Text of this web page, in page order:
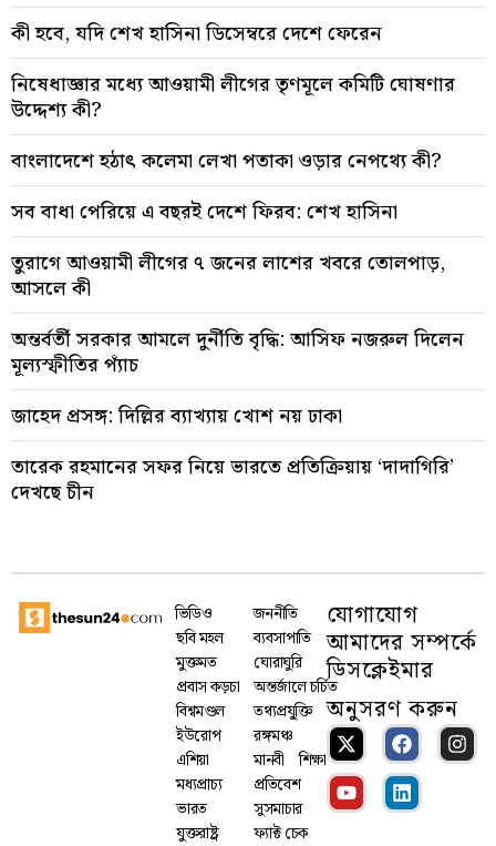
কী হবে, যদি শেখ হাসিনা ডিসেম্বরে দেশে ফেরেন
নিষেধাজ্ঞার মধ্যে আওয়ামী লীগের তৃণমূলে কমিটি ঘোষণার
উদ্দেশ্য কী?
বাংলাদেশে হঠাৎ কলেমা লেখা পতাকা ওড়ার নেপথ্যে কী?
সব বাধা পেরিয়ে এ বছরই দেশে ফিরব: শেখ হাসিনা
তুরাগে আওয়ামী লীগের ৭ জনের লাশের খবরে তোলপাড়,
আসলে কী
অন্তর্বর্তী সরকার আমলে দুর্নীতি বৃদ্ধি: আসিফ নজরুল দিলেন
মূল্যস্ফীতির প্যাঁচ
জাহেদ প্রসঙ্গ: দিল্লির ব্যাখ্যায় খোশ নয় ঢাকা
তারেক রহমানের সফর নিয়ে ভারতে প্রতিক্রিয়ায় ‘দাদাগিরি’
দেখছে চীন
ভিডিও
ছবি মহল
মুক্তমত
প্রবাস কড়চা
বিশ্বমণ্ডল
ইউরোপ
এশিয়া
মধ্যপ্রাচ্য
ভারত
যুক্তরাষ্ট্র
জননীতি
ব্যবসাপাতি
ঘোরাঘুরি
অন্তর্জালে চর্চিত
তথ্যপ্রযু্ক্তি
রঙ্গমঞ্চ
মানবী
শিক্ষা
প্রতিবেশ
সুসমাচার
ফ্যাক্ট চেক
যোগাযোগ
আমাদের সম্পর্কে
ডিসক্লেইমার
অনুসরণ করুন